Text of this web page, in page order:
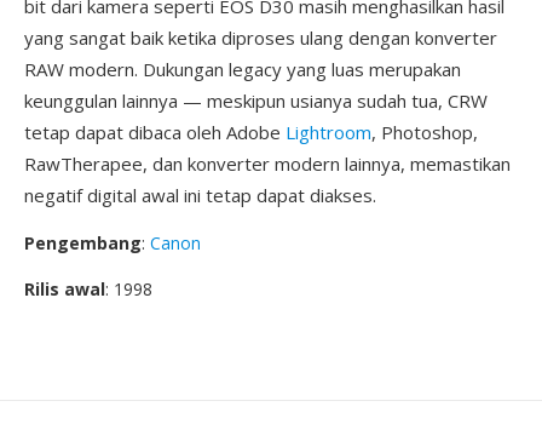
bit dari kamera seperti EOS D30 masih menghasilkan hasil
yang sangat baik ketika diproses ulang dengan konverter
RAW modern. Dukungan legacy yang luas merupakan
keunggulan lainnya — meskipun usianya sudah tua, CRW
tetap dapat dibaca oleh Adobe Lightroom, Photoshop,
RawTherapee, dan konverter modern lainnya, memastikan
negatif digital awal ini tetap dapat diakses.
Pengembang: Canon
Rilis awal: 1998